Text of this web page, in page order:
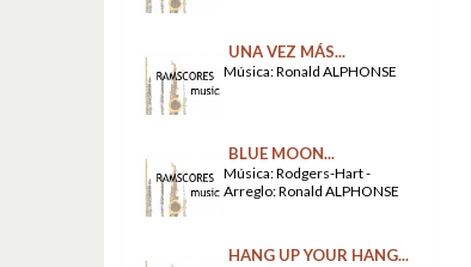
UNA VEZ MÁS...
Música: Ronald ALPHONSE
BLUE MOON...
Música: Rodgers-Hart -
Arreglo: Ronald ALPHONSE
HANG UP YOUR HANG...